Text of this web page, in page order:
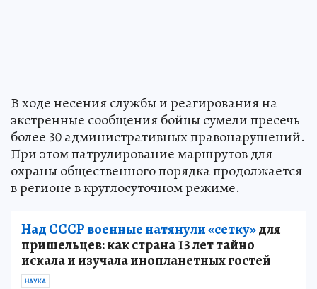
В ходе несения службы и реагирования на
экстренные сообщения бойцы сумели пресечь
более 30 административных правонарушений.
При этом патрулирование маршрутов для
охраны общественного порядка продолжается
в регионе в круглосуточном режиме.
Над СССР военные натянули «сетку»для
пришельцев: как страна 13 лет тайно
искала и изучала инопланетных гостей
НАУКА